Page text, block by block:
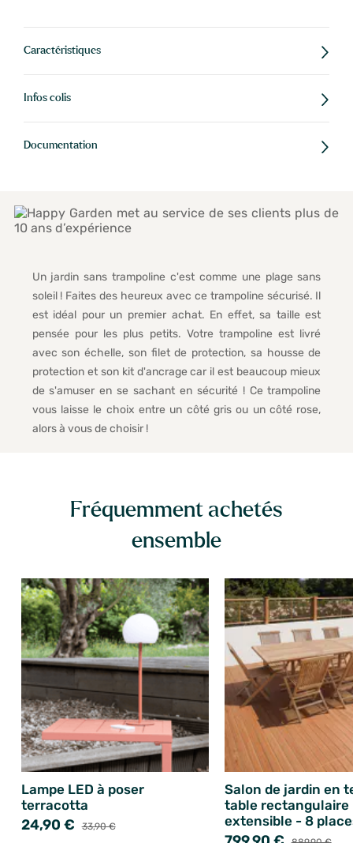
Caractéristiques
Infos colis
Documentation
Un jardin sans trampoline c'est comme une plage sans
soleil ! Faites des heureux avec ce trampoline sécurisé. Il
est idéal pour un premier achat. En effet, sa taille est
pensée pour les plus petits. Votre trampoline est livré
avec son échelle, son filet de protection, sa housse de
protection et son kit d'ancrage car il est beaucoup mieux
de s'amuser en se sachant en sécurité ! Ce trampoline
vous laisse le choix entre un côté gris ou un côté rose,
alors à vous de choisir !
Fréquemment achetés
ensemble
Lampe LED à poser
terracotta
24,90 € 33,90 €
Salon de jardin en
table rectangulaire
extensible - 8